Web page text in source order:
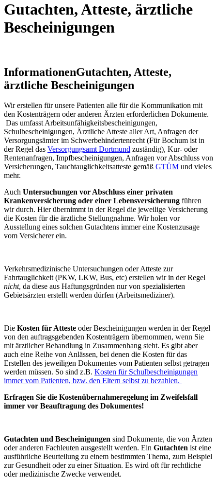
Gutachten, Atteste, ärztliche
Bescheinigungen
InformationenGutachten, Atteste,
ärztliche Bescheinigungen
Wir erstellen für unsere Patienten alle für die Kommunikation mit
den Kostenträgern oder anderen Ärzten erforderlichen Dokumente.
Das umfasst Arbeitsunfähigkeitsbescheinigungen,
Schulbescheinigungen, Ärztliche Atteste aller Art, Anfragen der
Versorgungsämter im Schwerbehindertenrecht (Für Bochum ist in
der Regel das Versorgungsamt Dortmund zuständig), Kur- oder
Rentenanfragen, Impfbescheinigungen, Anfragen vor Abschluss von
Versicherungen, Tauchtauglichkeitsatteste gemäß GTÜM und vieles
mehr.
Auch Untersuchungen vor Abschluss einer privaten
Krankenversicherung oder einer Lebensversicherung führen
wir durch. Hier übernimmt in der Regel die jeweilige Versicherung
die Kosten für die ärztliche Stellungnahme. Wir holen vor
Ausstellung eines solchen Gutachtens immer eine Kostenzusage
vom Versicherer ein.
Verkehrsmedizinische Untersuchungen oder Atteste zur
Fahrtauglichkeit (PKW, LKW, Bus, etc) erstellen wir in der Regel
nicht, da diese aus Haftungsgründen nur von spezialisierten
Gebietsärzten erstellt werden dürfen (Arbeitsmediziner).
Die Kosten für Atteste oder Bescheinigungen werden in der Regel
von den auftragsgebenden Kostenträgern übernommen, wenn Sie
mit ärztlicher Behandlung in Zusammenhang steht. Es gibt aber
auch eine Reihe von Anlässen, bei denen die Kosten für das
Erstellen des jeweiligen Dokumentes vom Patienten selbst getragen
werden müssen. So sind z.B. Kosten für Schulbescheinigungen
immer vom Patienten, bzw. den Eltern selbst zu bezahlen.
Erfragen Sie die Kostenübernahmeregelung im Zweifelsfall
immer vor Beauftragung des Dokumentes!
Gutachten und Bescheinigungen sind Dokumente, die von Ärzten
oder anderen Fachleuten ausgestellt werden. Ein Gutachten ist eine
ausführliche Beurteilung zu einem bestimmten Thema, zum Beispiel
zur Gesundheit oder zu einer Situation. Es wird oft für rechtliche
oder medizinische Zwecke verwendet.